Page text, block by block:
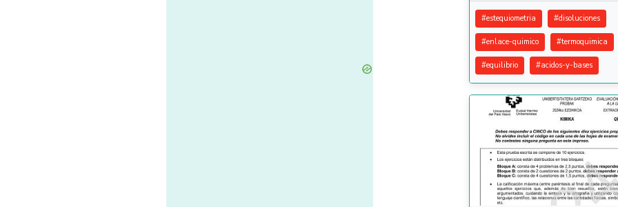
#estequiometria #disoluciones
#enlace-quimico #termoquimica
#equilibrio #acidos-y-bases